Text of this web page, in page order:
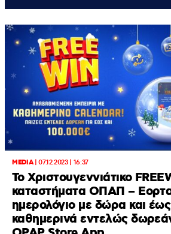
MEDIA|07.12.2023 | 16:37
Το Χριστουγεννιάτικο
καταστήματα ΟΠΑΠ –
ημερολόγιο με δώρα και
καθημερινά εντελώς